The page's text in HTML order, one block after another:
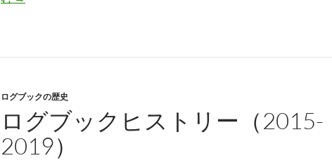
ス
ト
リ
ー
ログブックの歴史
ログブックヒストリー（2015-
2019）